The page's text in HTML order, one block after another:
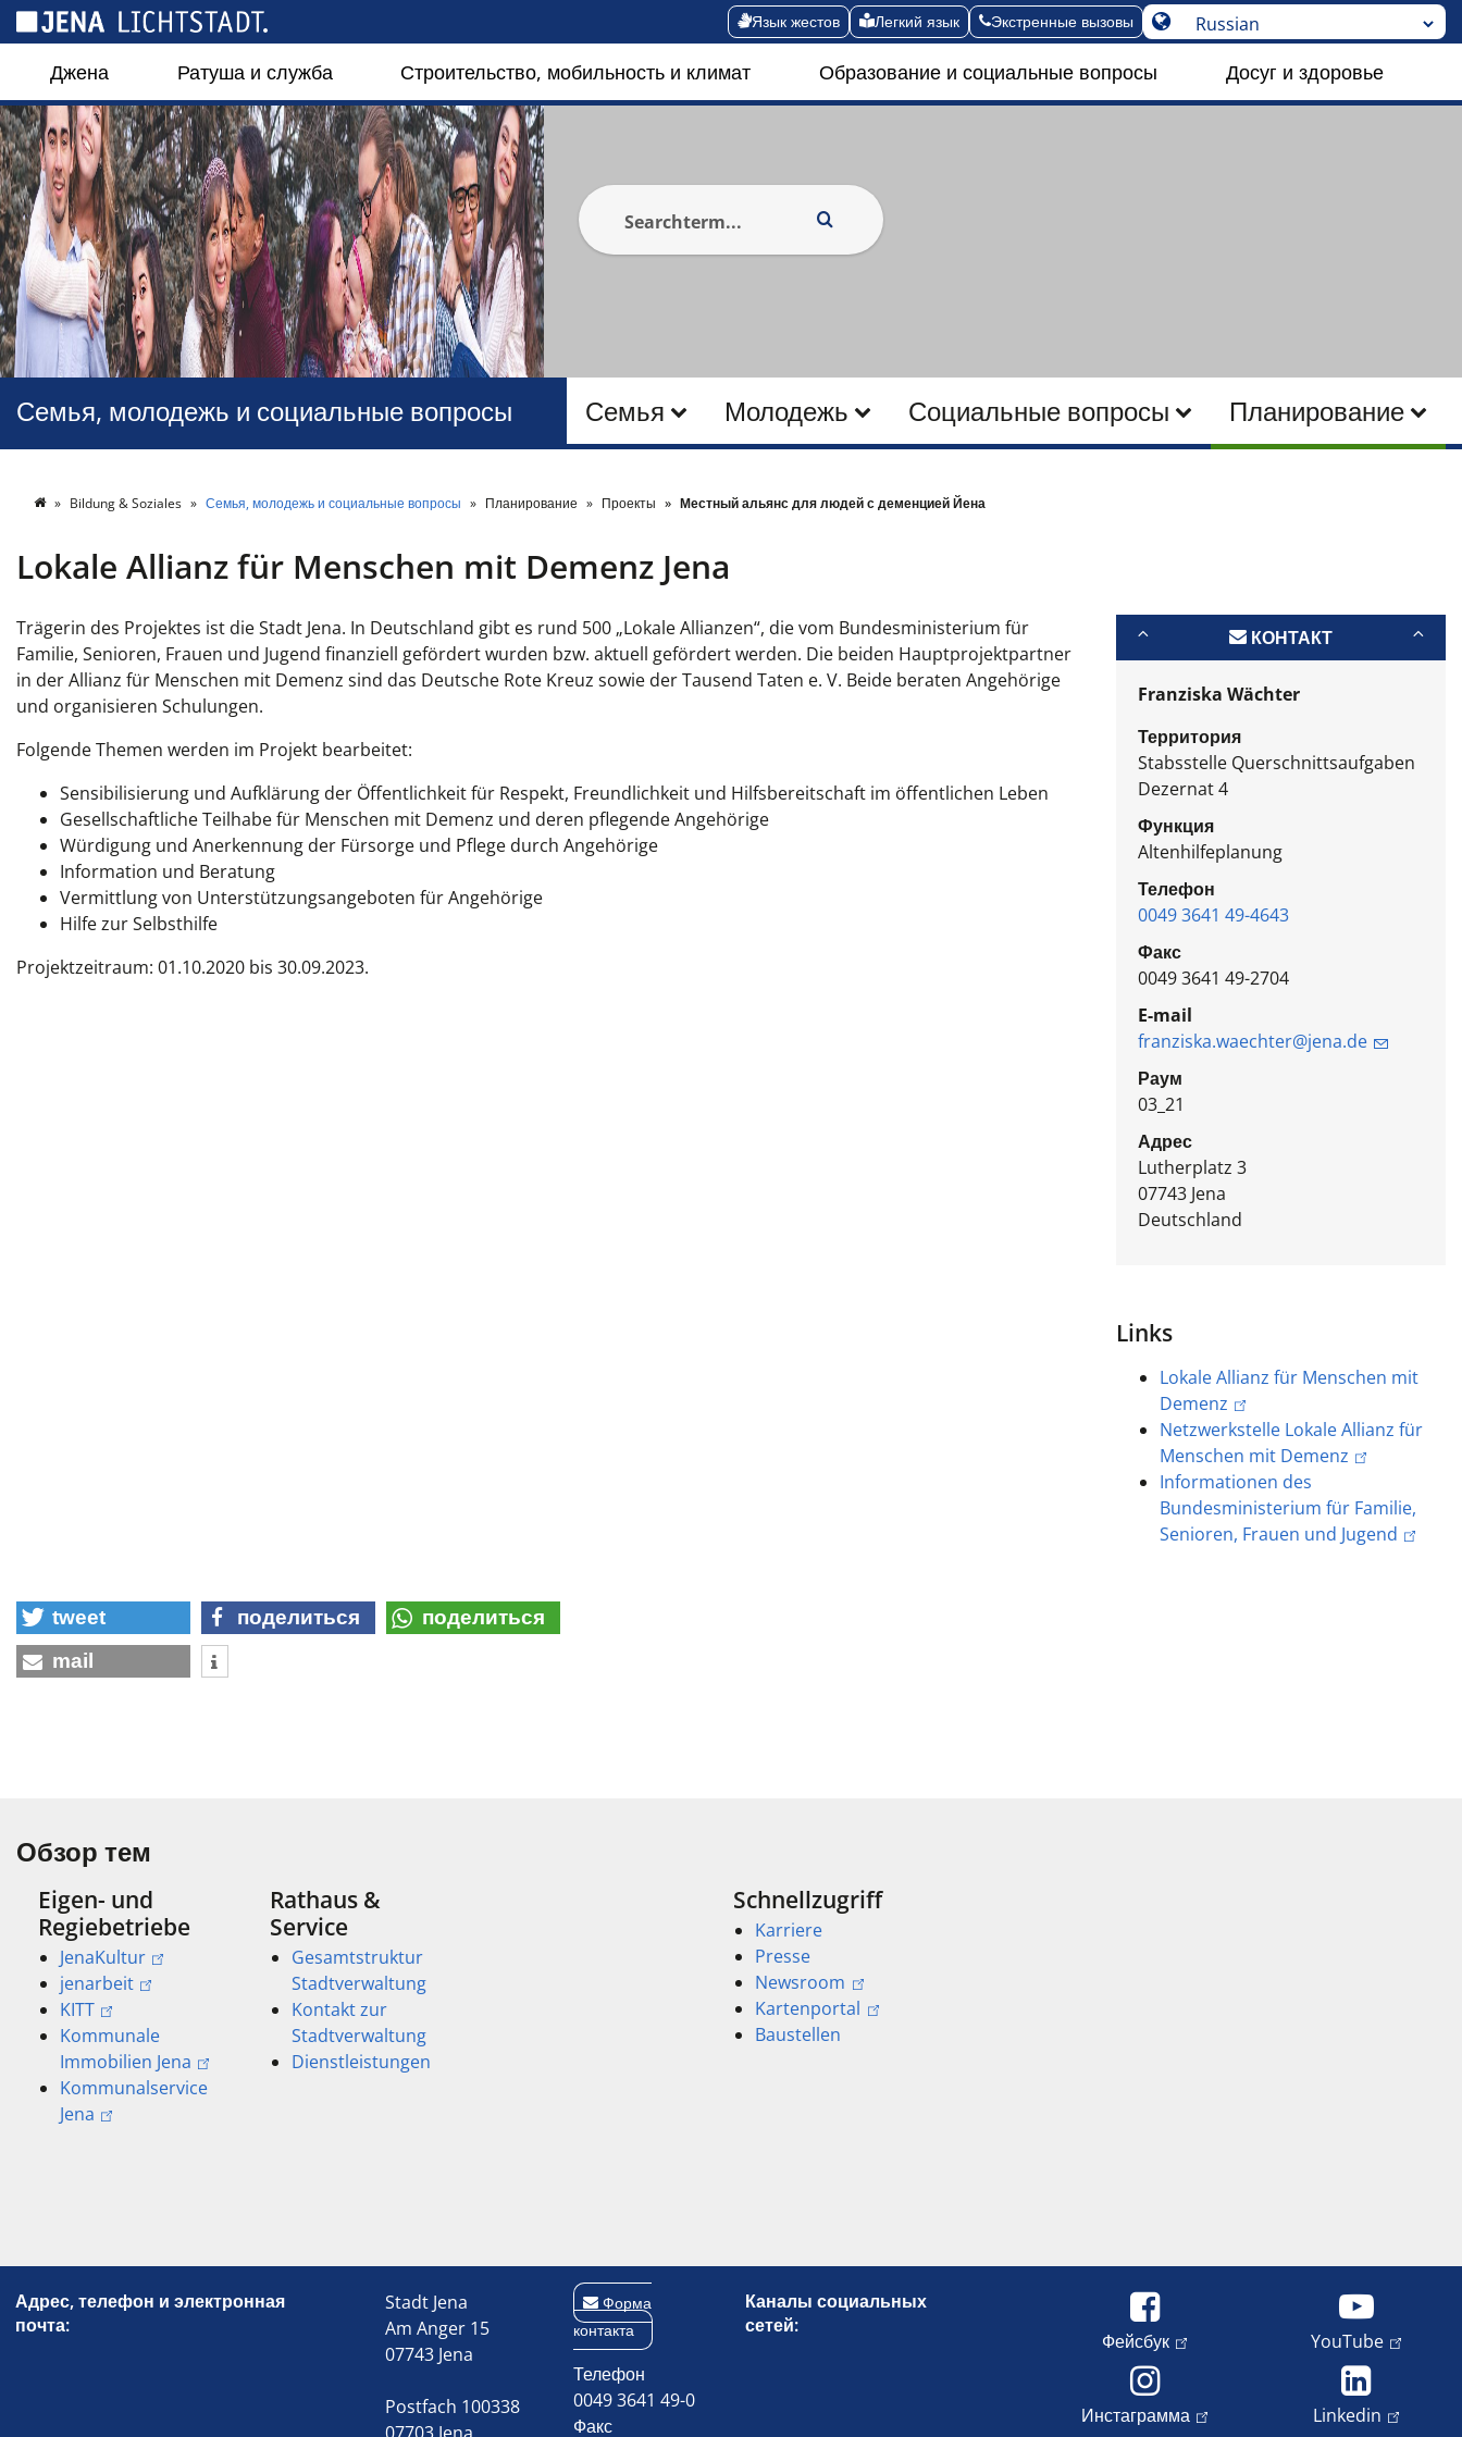
Язык жестов Легкий язык Экстренные вызовы
Джена Ратуша и служба Строительство, мобильность и климат Образование и социальные вопросы Досуг и здоровье
Семья Молодежь Социальные вопросы Планирование
Семья, молодежь и социальные вопросы
Bildung & Soziales Семья, молодежь и социальные вопросы Планирование Проекты Местный альянс для людей с деменцией Йена
Lokale Allianz für Menschen mit Demenz Jena
Trägerin des Projektes ist die Stadt Jena. In Deutschland gibt es rund 500 „Lokale Allianzen“, die vom Bundesministerium für
Familie, Senioren, Frauen und Jugend finanziell gefördert wurden bzw. aktuell gefördert werden. Die beiden Hauptprojektpartner
in der Allianz für Menschen mit Demenz sind das Deutsche Rote Kreuz sowie der Tausend Taten e. V. Beide beraten Angehörige
und organisieren Schulungen.
Folgende Themen werden im Projekt bearbeitet:
Sensibilisierung und Aufklärung der Öffentlichkeit für Respekt, Freundlichkeit und Hilfsbereitschaft im öffentlichen Leben
Gesellschaftliche Teilhabe für Menschen mit Demenz und deren pflegende Angehörige
Würdigung und Anerkennung der Fürsorge und Pflege durch Angehörige
Information und Beratung
Vermittlung von Unterstützungsangeboten für Angehörige
Hilfe zur Selbsthilfe
Projektzeitraum: 01.10.2020 bis 30.09.2023.
КОНТАКТ
Franziska Wächter
Территория
Stabsstelle Querschnittsaufgaben
Dezernat 4
Функция
Altenhilfeplanung
Телефон
0049 3641 49-4643
Факс
0049 3641 49-2704
E-mail
franziska.waechter@jena.de
Раум
03_21
Адрес
Lutherplatz 3
07743 Jena
Deutschland
Links
Lokale Allianz für Menschen mit
Demenz
Netzwerkstelle Lokale Allianz für
Menschen mit Demenz
Informationen des
Bundesministerium für Familie,
Senioren, Frauen und Jugend
tweet поделиться
поделиться
mail
Обзор тем
Eigen- und
Regiebetriebe
JenaKultur
jenarbeit
KITT
Kommunale
Immobilien Jena
Kommunalservice
Jena
Rathaus &
Service
Gesamtstruktur
Stadtverwaltung
Kontakt zur
Stadtverwaltung
Dienstleistungen
Schnellzugriff
Karriere
Presse
Newsroom
Kartenportal
Baustellen
Адрес, телефон и электронная
почта:
Stadt Jena
Am Anger 15
07743 Jena
Postfach 100338
Форма
контакта
Телефон
0049 3641 49-0
Факс
Каналы социальных
сетей:
Фейсбук YouTube
Инстаграмма Linkedin
Панель управления cookies